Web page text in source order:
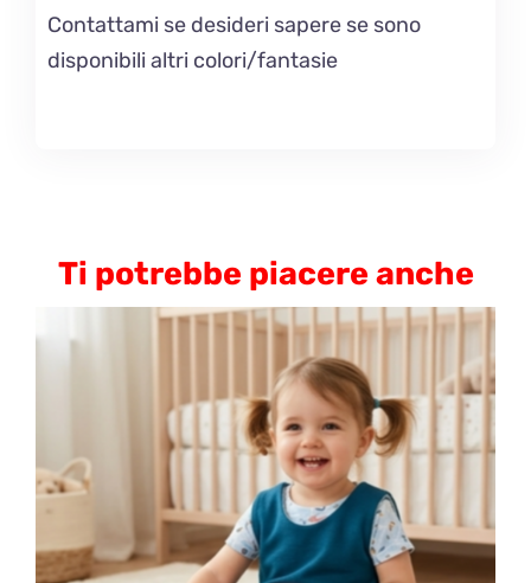
Contattami se desideri sapere se sono
disponibili altri colori/fantasie
Ti potrebbe piacere anche